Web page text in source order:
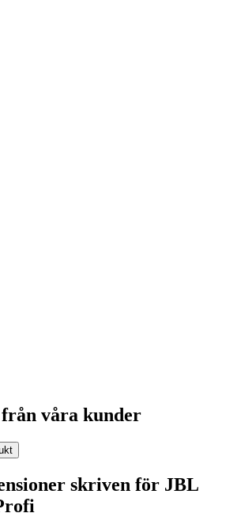
våra kunder
skriven för JBL